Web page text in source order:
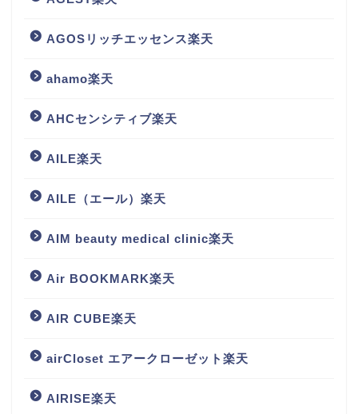
AGOSリッチエッセンス楽天
ahamo楽天
AHCセンシティブ楽天
AILE楽天
AILE（エール）楽天
AIM beauty medical clinic楽天
Air BOOKMARK楽天
AIR CUBE楽天
airCloset エアークローゼット楽天
AIRISE楽天